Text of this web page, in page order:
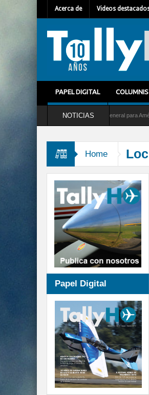
Acerca de Videos
PAPEL DIGITAL
NOTICIAS
Mallet como nuevo Director General para América
Home
Papel Digital